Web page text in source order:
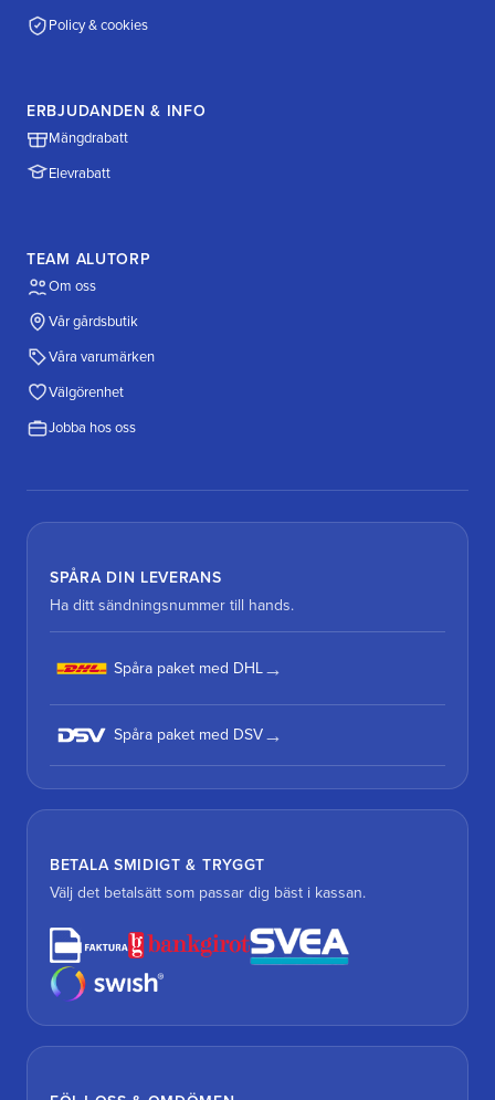
Policy & cookies
ERBJUDANDEN & INFO
Mängdrabatt
Elevrabatt
TEAM ALUTORP
Om oss
Vår gårdsbutik
Våra varumärken
Välgörenhet
Jobba hos oss
SPÅRA DIN LEVERANS
Ha ditt sändningsnummer till hands.
Spåra paket med DHL
Spåra paket med DSV
BETALA SMIDIGT & TRYGGT
Välj det betalsätt som passar dig bäst i kassan.